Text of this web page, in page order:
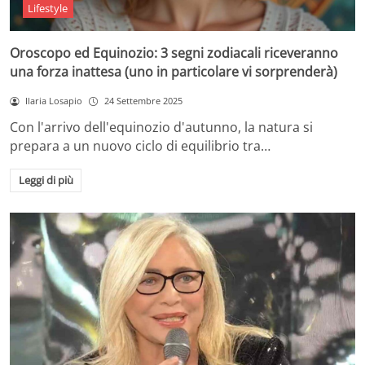
Lifestyle
Oroscopo ed Equinozio: 3 segni zodiacali riceveranno
una forza inattesa (uno in particolare vi sorprenderà)
Ilaria Losapio 24 Settembre 2025
Con l'arrivo dell'equinozio d'autunno, la natura si
prepara a un nuovo ciclo di equilibrio tra…
Leggi di più